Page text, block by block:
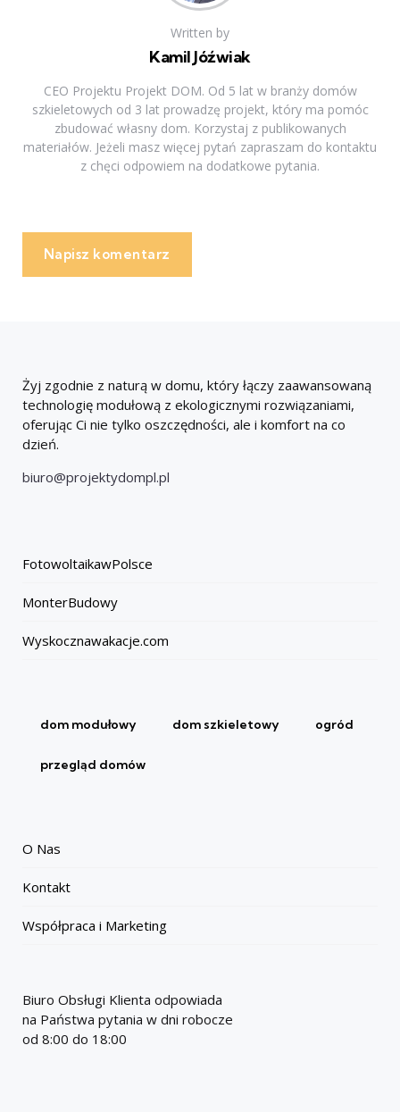
Written by
Kamil Jóźwiak
CEO Projektu Projekt DOM. Od 5 lat w branży domów
szkieletowych od 3 lat prowadzę projekt, który ma pomóc
zbudować własny dom. Korzystaj z publikowanych
materiałów. Jeżeli masz więcej pytań zapraszam do kontaktu
z chęci odpowiem na dodatkowe pytania.
Napisz komentarz
Żyj zgodnie z naturą w domu, który łączy zaawansowaną
technologię modułową z ekologicznymi rozwiązaniami,
oferując Ci nie tylko oszczędności, ale i komfort na co
dzień.
biuro@projektydompl.pl
FotowoltaikawPolsce
MonterBudowy
Wyskocznawakacje.com
dom modułowy dom szkieletowy ogród
przegląd domów
O Nas
Kontakt
Współpraca i Marketing
Biuro Obsługi Klienta odpowiada
na Państwa pytania w dni robocze
od 8:00 do 18:00